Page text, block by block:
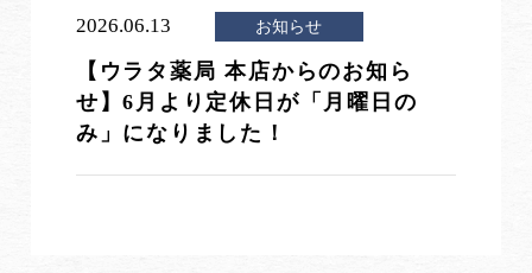
2026.06.13 お知らせ
【ウラタ薬局 本店からのお知ら
せ】6月より定休日が「月曜日の
み」になりました！